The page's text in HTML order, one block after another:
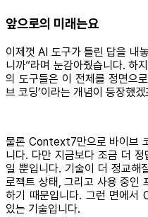
앞으로의 미래는요
이제껏 AI 도구가 틀린 답을 내
니까”라며 눈감아줬습니다. 하
의 도구들은 이 전제를 정면으
브 코딩’이라는 개념이 등장했겠
물론 Context7만으로 바이브
니다. 다만 지금보다 조금 더
일 뿐입니다. 기술이 더 정교해
로젝트 상태, 그리고 사용 중인
하기 때문입니다. 그런 면에
있는 기술입니다.